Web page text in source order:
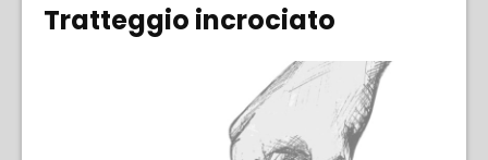
Tratteggio incrociato